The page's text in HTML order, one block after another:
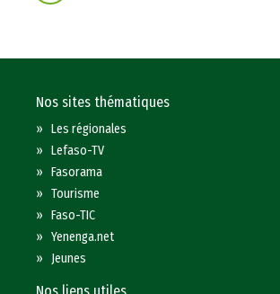
Nos sites thématiques
»Les régionales
»Lefaso-TV
»Fasorama
»Tourisme
»Faso-TIC
»Yenenga.net
» Jeunes